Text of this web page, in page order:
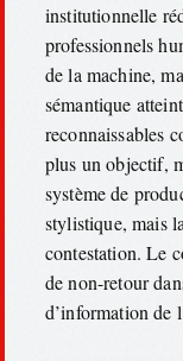
institutionnelle
professionnels
de la machine,
sémantique
reconnaissables
plus un objectif,
système de
stylistique, mais
contestation. Le
de non-retour
d’information de